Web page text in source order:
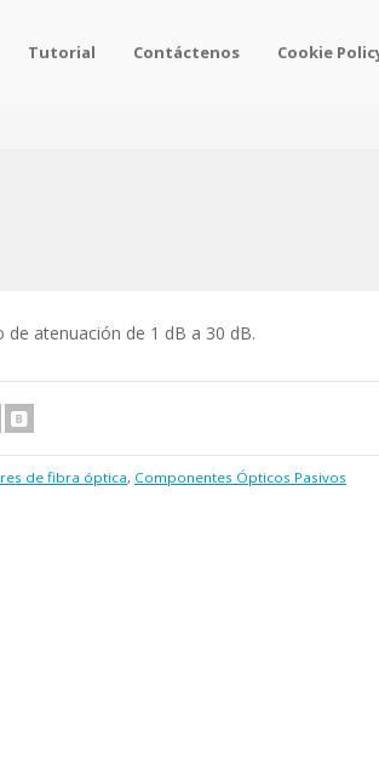
Tutorial Contáctenos Cookie
de atenuación de 1 dB a 30 dB.
de fibra óptica, Componentes Ópticos Pasivos